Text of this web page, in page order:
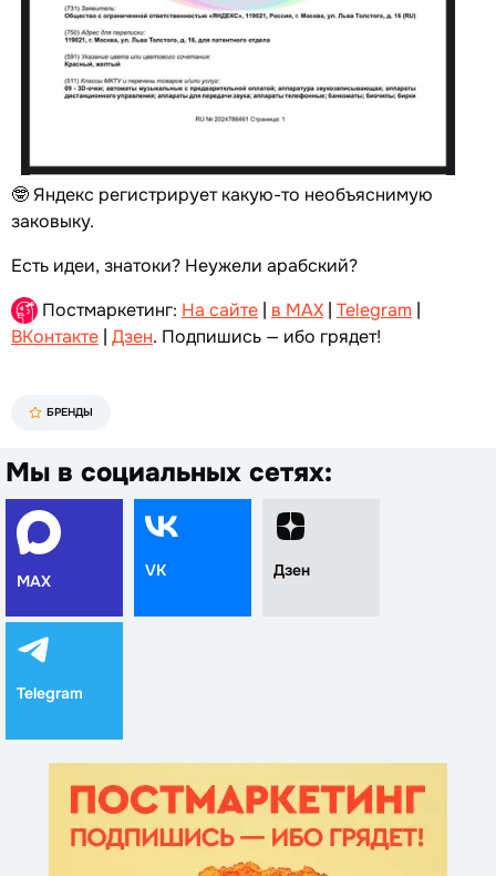
🤓 Яндекс регистрирует какую-то необъяснимую
заковыку.
Есть идеи, знатоки? Неужели арабский?
Постмаркетинг: На сайте | в MAX | Telegram |
ВКонтакте | Дзен. Подпишись — ибо грядет!
БРЕНДЫ
Мы в социальных сетях:
MAX
VK Дзен
Telegram